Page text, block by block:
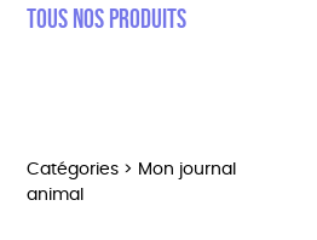
Tous nos produits
Catégories > Mon journal
animal